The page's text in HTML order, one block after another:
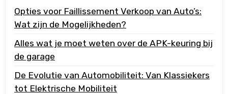
Opties voor Faillissement Verkoop van Auto’s:
Wat zijn de Mogelijkheden?
Alles wat je moet weten over de APK-keuring bij
de garage
De Evolutie van Automobiliteit: Van Klassiekers
tot Elektrische Mobiliteit